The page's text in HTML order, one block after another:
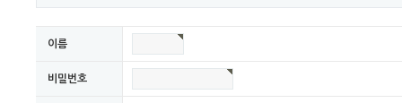
이름
비밀번호